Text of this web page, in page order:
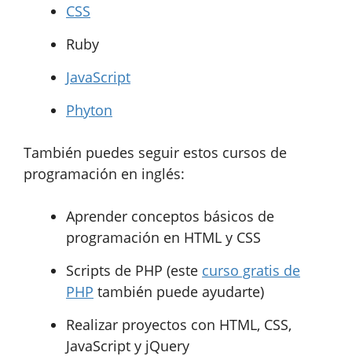
CSS
Ruby
JavaScript
Phyton
También puedes seguir estos cursos de
programación en inglés:
Aprender conceptos básicos de
programación en HTML y CSS
Scripts de PHP (este curso gratis de
PHP también puede ayudarte)
Realizar proyectos con HTML, CSS,
JavaScript y jQuery